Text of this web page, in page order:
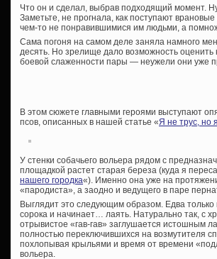
Что он и сделал, выбрав подходящий момент.
Заметьте, не прогнала, как поступают
чем-то не понравившимися им людьми, а
Сама погоня на самом деле заняла намного
десять. Но зрелище дало возможность оценить
боевой слаженности пары — неужели они уже
В этом сюжете главными героями выступают
псов, описанных в нашей статье «Я не трус, но
У стенки собачьего вольера рядом с
площадкой растет старая береза (куда я
нашего городка«). Именно она уже на
«пародиста», а заодно и ведущего в паре
Выглядит это следующим образом. Едва
сорока и начинает… лаять. Натурально так, с
отрывистое «гав-гав» заглушается истошным
полностью переключившихся на возмутителя
похлопывая крыльями и время от времени
вольера.